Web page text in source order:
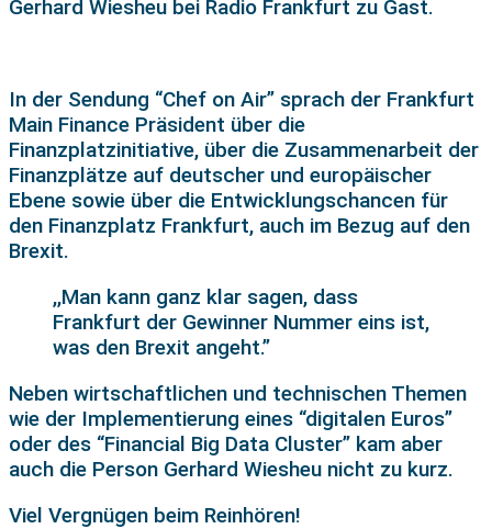
Gerhard Wiesheu bei Radio Frankfurt zu Gast.
In der Sendung “Chef on Air” sprach der Frankfurt
Main Finance Präsident über die
Finanzplatzinitiative, über die Zusammenarbeit der
Finanzplätze auf deutscher und europäischer
Ebene sowie über die Entwicklungschancen für
den Finanzplatz Frankfurt, auch im Bezug auf den
Brexit.
,,Man kann ganz klar sagen, dass
Frankfurt der Gewinner Nummer eins ist,
was den Brexit angeht.”
Neben wirtschaftlichen und technischen Themen
wie der Implementierung eines “digitalen Euros”
oder des “Financial Big Data Cluster” kam aber
auch die Person Gerhard Wiesheu nicht zu kurz.
Viel Vergnügen beim Reinhören!